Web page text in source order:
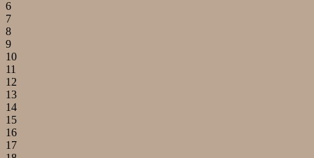
6
7
8
9
10
11
12
13
14
15
16
17